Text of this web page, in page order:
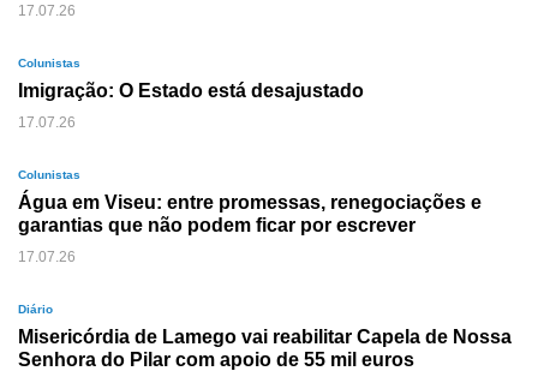
17.07.26
Colunistas
Imigração: O Estado está desajustado
17.07.26
Colunistas
Água em Viseu: entre promessas, renegociações e
garantias que não podem ficar por escrever
17.07.26
Diário
Misericórdia de Lamego vai reabilitar Capela de Nossa
Senhora do Pilar com apoio de 55 mil euros